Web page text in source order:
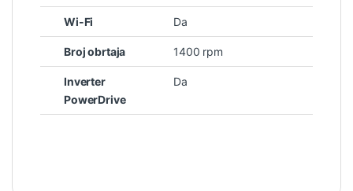
Wi-Fi Da
Broj obrtaja 1400 rpm
Inverter
PowerDrive
Da